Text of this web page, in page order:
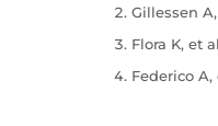
Gillessen
Flora K, et
Federico A,